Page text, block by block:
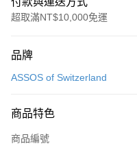
超取滿NT$10,000免運
信用卡一次付款
Apple Pay
ATM付款
品牌
ASSOS of Switzerland
商品特色
商品編號